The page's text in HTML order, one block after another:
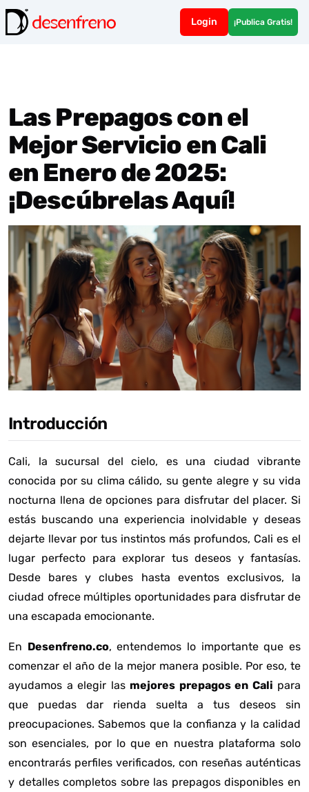
Login ¡Publica Gratis!
Las Prepagos con el
Mejor Servicio en Cali
en Enero de 2025:
¡Descúbrelas Aquí!
Introducción
Cali, la sucursal del cielo, es una ciudad vibrante
conocida por su clima cálido, su gente alegre y su vida
nocturna llena de opciones para disfrutar del placer. Si
estás buscando una experiencia inolvidable y deseas
dejarte llevar por tus instintos más profundos, Cali es el
lugar perfecto para explorar tus deseos y fantasías.
Desde bares y clubes hasta eventos exclusivos, la
ciudad ofrece múltiples oportunidades para disfrutar de
una escapada emocionante.
En Desenfreno.co, entendemos lo importante que es
comenzar el año de la mejor manera posible. Por eso, te
ayudamos a elegir las mejores prepagos en Cali para
que puedas dar rienda suelta a tus deseos sin
preocupaciones. Sabemos que la confianza y la calidad
son esenciales, por lo que en nuestra plataforma solo
encontrarás perfiles verificados, con reseñas auténticas
y detalles completos sobre las prepagos disponibles en